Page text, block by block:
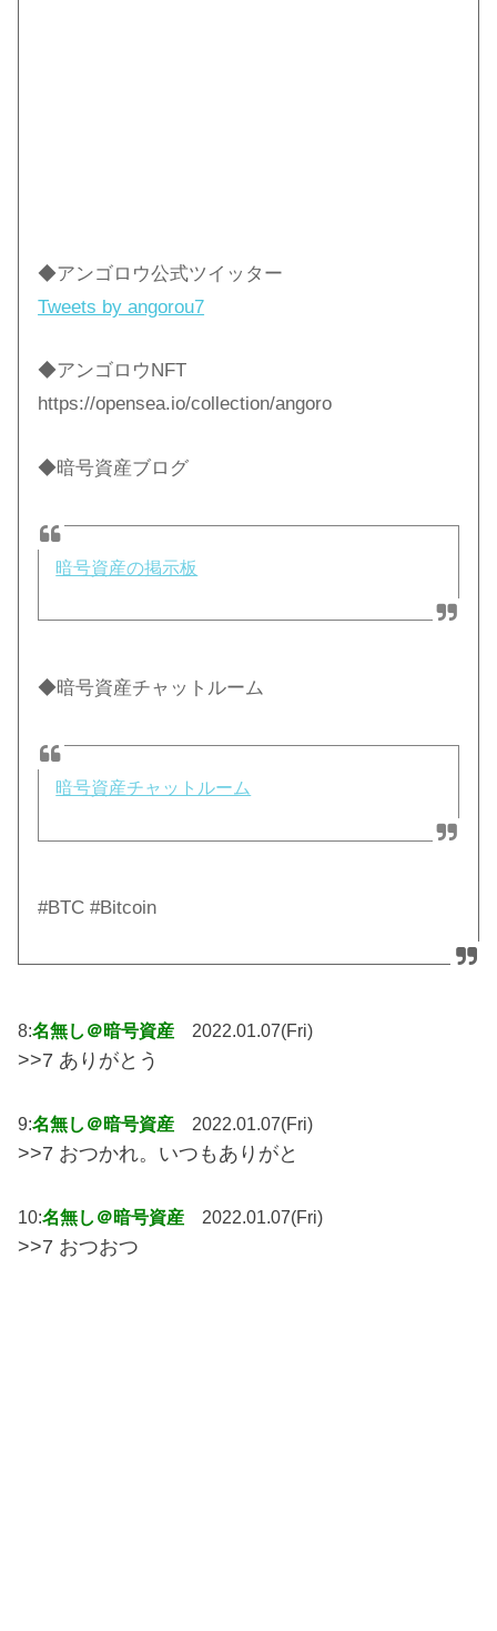
◆アンゴロウ公式ツイッター
Tweets by angorou7
◆アンゴロウNFT
https://opensea.io/collection/angoro
◆暗号資産ブログ
暗号資産の掲示板
◆暗号資産チャットルーム
暗号資産チャットルーム
#BTC #Bitcoin
8:名無し＠暗号資産 2022.01.07(Fri)
>>7 ありがとう
9:名無し＠暗号資産 2022.01.07(Fri)
>>7 おつかれ。いつもありがと
10:名無し＠暗号資産 2022.01.07(Fri)
>>7 おつおつ